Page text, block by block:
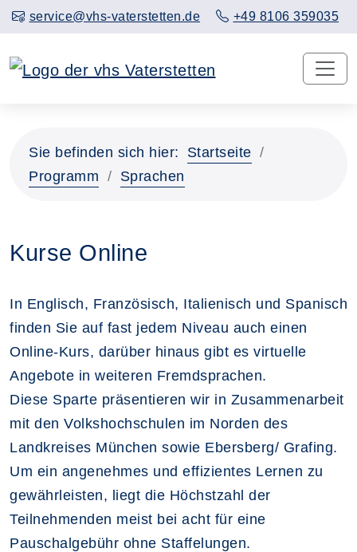
service@vhs-vaterstetten.de +49 8106 359035
Sie befinden sich hier:
Startseite
Programm
Sprachen
Kurse Online
In Englisch, Französisch, Italienisch und Spanisch
finden Sie auf fast jedem Niveau auch einen
Online-Kurs, darüber hinaus gibt es virtuelle
Angebote in weiteren Fremdsprachen.
Diese Sparte präsentieren wir in Zusammenarbeit
mit den Volkshochschulen im Norden des
Landkreises München sowie Ebersberg/ Grafing.
Um ein angenehmes und effizientes Lernen zu
gewährleisten, liegt die Höchstzahl der
Teilnehmenden meist bei acht für eine
Pauschalgebühr ohne Staffelungen.